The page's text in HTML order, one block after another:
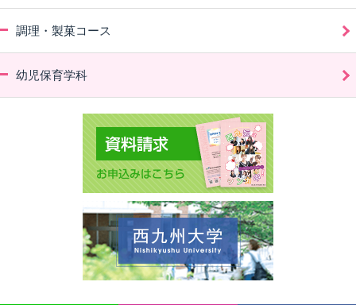
調理・製菓コース
幼児保育学科